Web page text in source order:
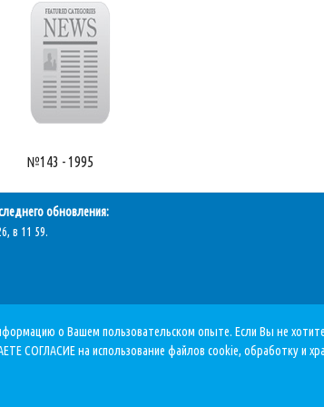
№143 - 1995
обновления:
в 11 59.
о Вашем пользовательском опыте. Если Вы не
СОГЛАСИЕ на использование файлов cookie, обработку и